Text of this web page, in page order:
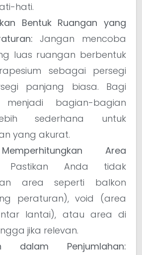
hati.
Bentuk Ruangan yang
Jangan mencoba
luas ruangan berbentuk
sebagai persegi
panjang biasa. Bagi
menjadi bagian-bagian
sederhana untuk
yang akurat.
Area
Pastikan Anda tidak
area seperti balkon
peraturan), void (area
lantai), atau area di
jika relevan.
dalam Penjumlahan: